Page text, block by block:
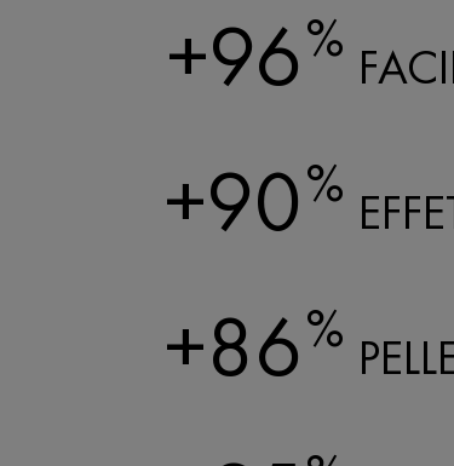
+96%
+90%
+86%